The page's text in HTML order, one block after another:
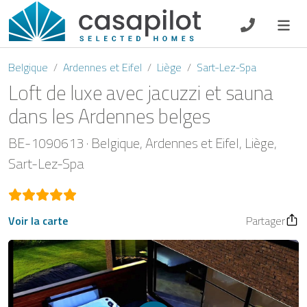
DE EN ES FR
Petit-déjeuner
Chèque-cadeau
Propriétaire
Belgique Ardennes et Eifel Liège Sart-Lez-Spa
Loft de luxe avec jacuzzi et sauna
dans les Ardennes belges
BE-1090613 Belgique Ardennes et Eifel Liège
Sart-Lez-Spa
Voir la carte Partager